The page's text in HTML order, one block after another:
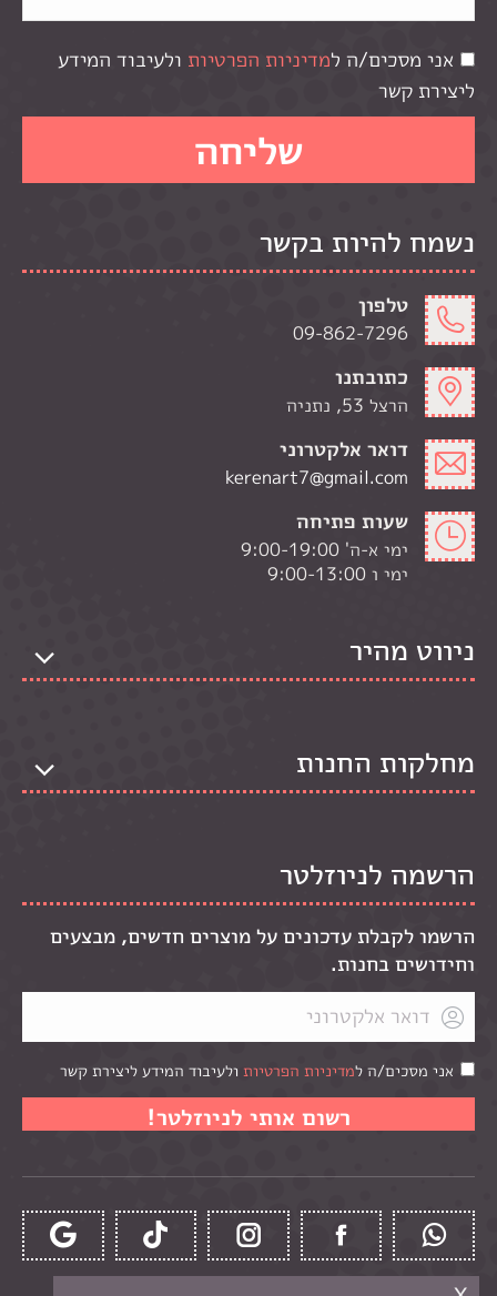
אני מסכים/ה למדיניות הפרטיות ולעיבוד המידע
ליצירת קשר
נשמח להיות בקשר
טלפון
09-862-7296
כתובתנו
הרצל 53, נתניה
דואר אלקטרוני
kerenart7@gmail.com
שעות פתיחה
ימי א-ה' 9:00-19:00
ימי ו 9:00-13:00
ניווט מהיר
מחלקות החנות
הרשמה לניוזלטר
הרשמו לקבלת עדכונים על מוצרים חדשים, מבצעים
וחידושים בחנות.
אני מסכים/ה למדיניות הפרטיות ולעיבוד המידע ליצירת קשר